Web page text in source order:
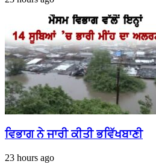
ਵਿਭਾਗ ਨੇ ਜਾਰੀ ਕੀਤੀ ਭਵਿੱਖਬਾਣੀ
23 hours ago